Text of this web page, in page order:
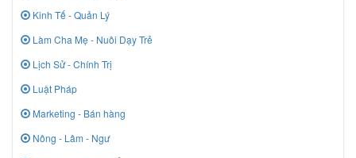
Kinh Tế - Quản Lý
Làm Cha Mẹ - Nuôi Dạy Trẻ
Lịch Sử - Chính Trị
Luật Pháp
Marketing - Bán hàng
Nông - Lâm - Ngư